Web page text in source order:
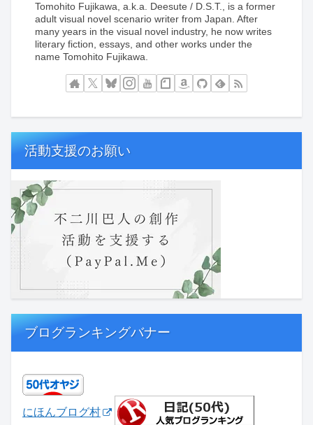
Tomohito Fujikawa, a.k.a. Deesute / D.S.T., is a former
adult visual novel scenario writer from Japan. After
many years in the visual novel industry, he now writes
literary fiction, essays, and other works under the
name Tomohito Fujikawa.
活動支援のお願い
ブログランキングバナー
にほんブログ村